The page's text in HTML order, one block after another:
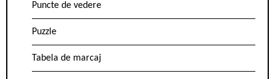
Puncte de vedere
Puzzle
Tabela de marcaj